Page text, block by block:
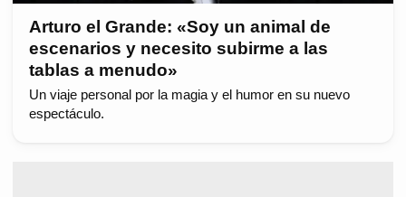
Arturo el Grande: «Soy un animal de
escenarios y necesito subirme a las
tablas a menudo»
Un viaje personal por la magia y el humor en su nuevo
espectáculo.